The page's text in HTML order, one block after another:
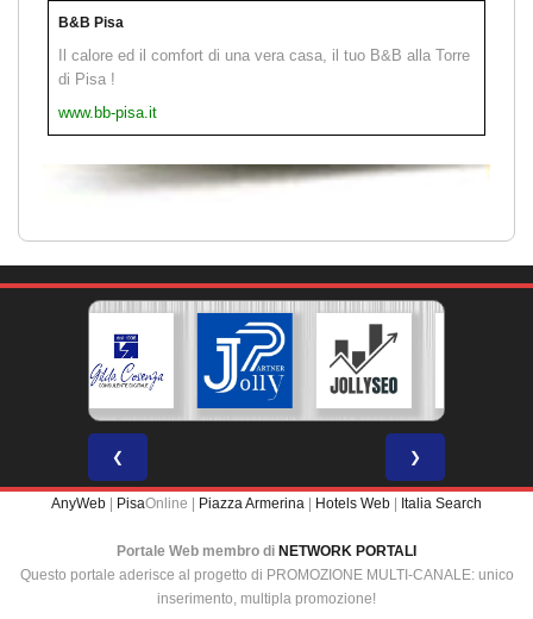
B&B Pisa
Il calore ed il comfort di una vera casa, il tuo B&B alla Torre
di Pisa !
www.bb-pisa.it
❮ ❯
AnyWeb PisaOnline | Piazza Armerina Hotels Web Italia Search
Portale Web membro di NETWORK PORTALI
Questo portale aderisce al progetto di PROMOZIONE MULTI-CANALE: unico
inserimento, multipla promozione!